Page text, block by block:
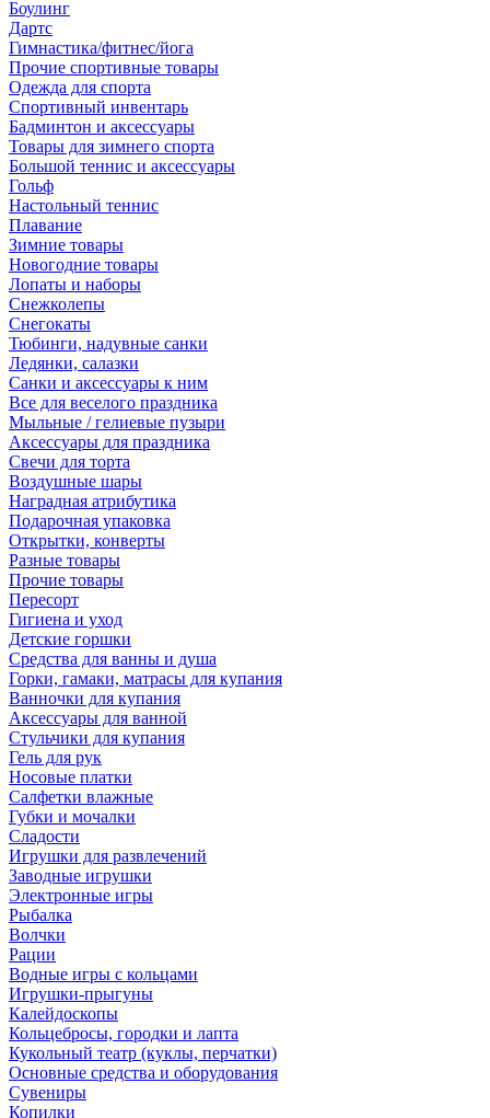
Боулинг
Дартс
Гимнастика/фитнес/йога
Прочие спортивные товары
Одежда для спорта
Спортивный инвентарь
Бадминтон и аксессуары
Товары для зимнего спорта
Большой теннис и аксессуары
Гольф
Настольный теннис
Плавание
Зимние товары
Новогодние товары
Лопаты и наборы
Снежколепы
Снегокаты
Тюбинги, надувные санки
Ледянки, салазки
Санки и аксессуары к ним
Все для веселого праздника
Мыльные / гелиевые пузыри
Аксессуары для праздника
Свечи для торта
Воздушные шары
Наградная атрибутика
Подарочная упаковка
Открытки, конверты
Разные товары
Прочие товары
Пересорт
Гигиена и уход
Детские горшки
Средства для ванны и душа
Горки, гамаки, матрасы для купания
Ванночки для купания
Аксессуары для ванной
Стульчики для купания
Гель для рук
Носовые платки
Салфетки влажные
Губки и мочалки
Сладости
Игрушки для развлечений
Заводные игрушки
Электронные игры
Рыбалка
Волчки
Рации
Водные игры с кольцами
Игрушки-прыгуны
Калейдоскопы
Кольцебросы, городки и лапта
Кукольный театр (куклы, перчатки)
Основные средства и оборудования
Сувениры
Копилки